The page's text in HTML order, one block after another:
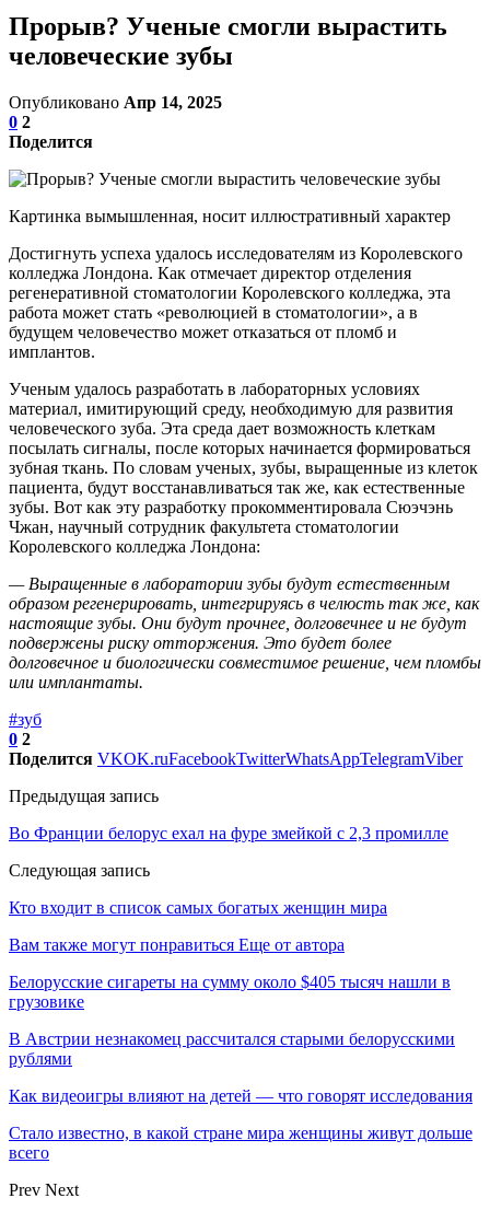
Прорыв? Ученые смогли вырастить
человеческие зубы
Опубликовано Апр 14, 2025
0 2
Поделится
Картинка вымышленная, носит иллюстративный характер
Достигнуть успеха удалось исследователям из Королевского
колледжа Лондона. Как отмечает директор отделения
регенеративной стоматологии Королевского колледжа, эта
работа может стать «революцией в стоматологии», а в
будущем человечество может отказаться от пломб и
имплантов.
Ученым удалось разработать в лабораторных условиях
материал, имитирующий среду, необходимую для развития
человеческого зуба. Эта среда дает возможность клеткам
посылать сигналы, после которых начинается формироваться
зубная ткань. По словам ученых, зубы, выращенные из клеток
пациента, будут восстанавливаться так же, как естественные
зубы. Вот как эту разработку прокомментировала Сюэчэнь
Чжан, научный сотрудник факультета стоматологии
Королевского колледжа Лондона:
— Выращенные в лаборатории зубы будут естественным
образом регенерировать, интегрируясь в челюсть так же, как
настоящие зубы. Они будут прочнее, долговечнее и не будут
подвержены риску отторжения. Это будет более
долговечное и биологически совместимое решение, чем пломбы
или имплантаты.
#зуб
0 2
Поделится VKOK.ruFacebookTwitterWhatsAppTelegramViber
Предыдущая запись
Во Франции белорус ехал на фуре змейкой с 2,3 промилле
Следующая запись
Кто входит в список самых богатых женщин мира
Вам также могут понравиться Еще от автора
Белорусские сигареты на сумму около $405 тысяч нашли в
грузовике
В Австрии незнакомец рассчитался старыми белорусскими
рублями
Как видеоигры влияют на детей — что говорят исследования
Стало известно, в какой стране мира женщины живут дольше
всего
Prev Next